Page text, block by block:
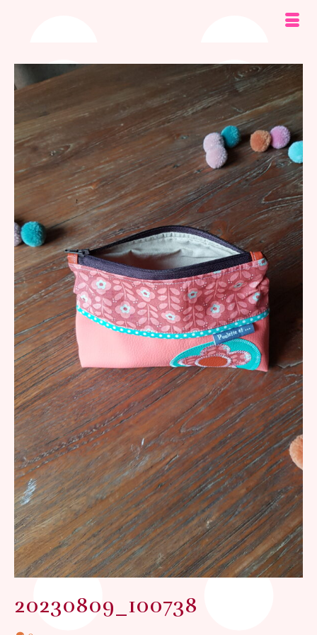
20230809_100738